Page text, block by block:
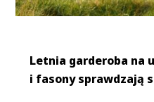
Letnia garderoba na
i fasony sprawdzają